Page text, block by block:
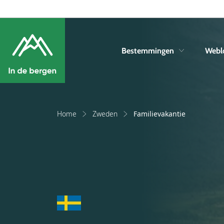
Bestemmingen
Home Zweden Familievakantie